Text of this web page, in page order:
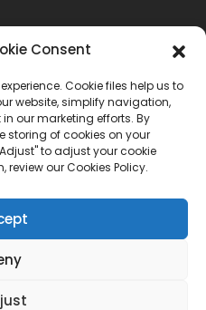
veuillez nous laisser
dans les 24
: Tous droits réservés.
Consent
Cookie files help us to
website, simplify navigation,
our marketing efforts. By
storing of cookies on your
to adjust your cookie
review our Cookies Policy.